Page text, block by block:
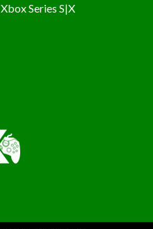
Xbox Series S|X